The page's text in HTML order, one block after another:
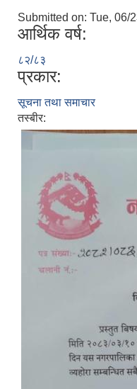
Submitted on: Tue, 06/
आर्थिक वर्ष:
८२/८३
प्रकार:
सूचना तथा समाचार
तस्बीर: